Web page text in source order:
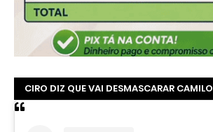
CIRO DIZ QUE VAI DESMASCARAR CAMILO